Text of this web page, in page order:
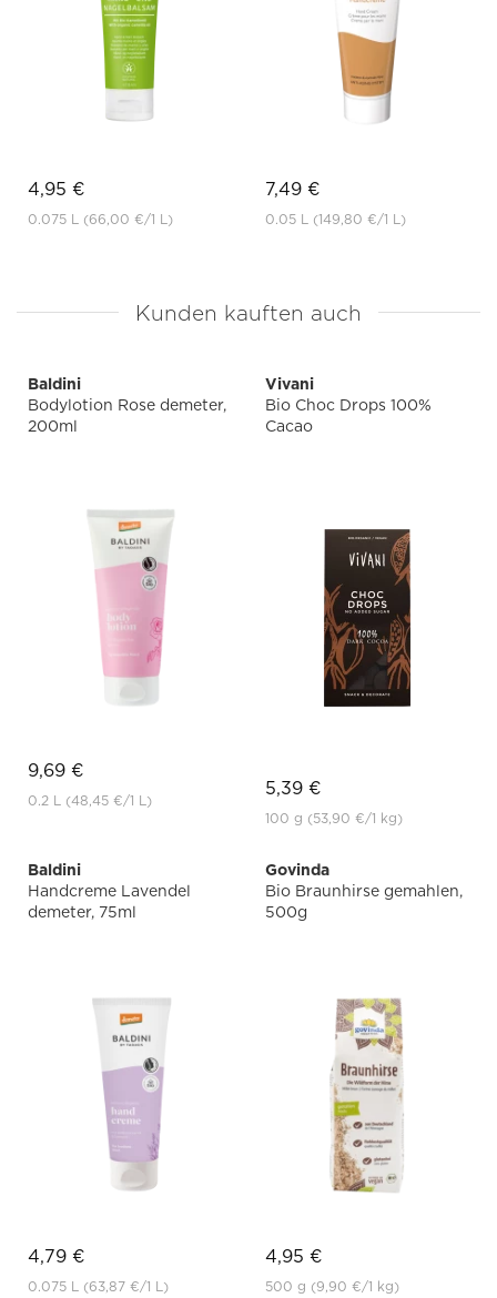
4,95 €
0.075 L (66,00 €/1 L)
7,49 €
0.05 L (149,80 €/1 L)
Kunden kauften auch
Baldini
Bodylotion Rose demeter,
200ml
9,69 €
0.2 L (48,45 €/1 L)
Vivani
Bio Choc Drops 100%
Cacao
5,39 €
100 g (53,90 €/1 kg)
Baldini
Handcreme Lavendel
demeter, 75ml
4,79 €
0.075 L (63,87 €/1 L)
Govinda
Bio Braunhirse gemahlen,
500g
4,95 €
500 g (9,90 €/1 kg)